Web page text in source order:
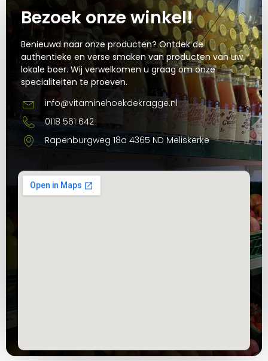
Bezoek onze winkel!
Benieuwd naar onze producten? Ontdek de
authentieke en verse smaken van producten van uw
lokale boer. Wij verwelkomen u graag om onze
specialiteiten te proeven.
info@vitaminehoekdekragge.nl
0118 561 642
Rapenburgweg 18a 4365 ND Meliskerke